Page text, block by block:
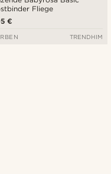
Fliege
€
TRENDHIM